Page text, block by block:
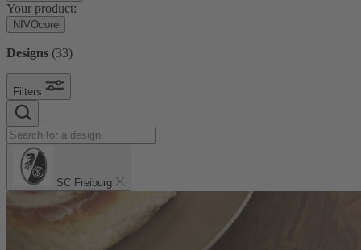
Your product:
NIVOcore
Designs (33)
Filters
SC Freiburg